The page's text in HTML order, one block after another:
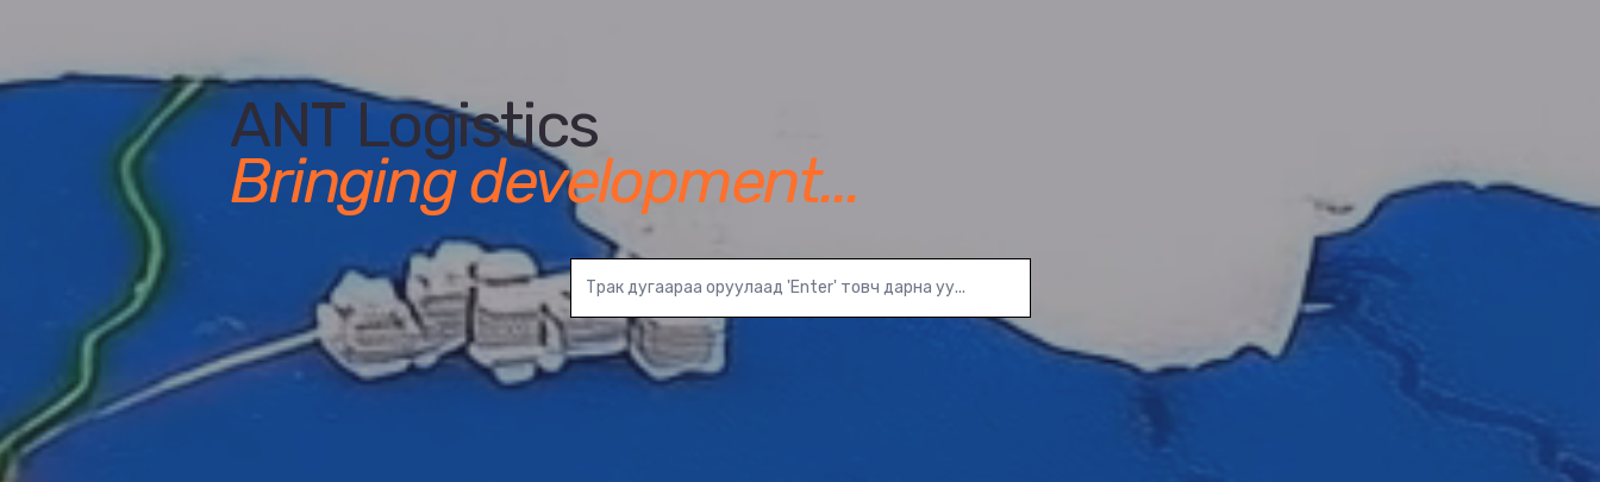
ANT Logistics
Bringing development...